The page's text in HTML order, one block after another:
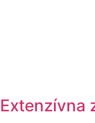
Extenzívna